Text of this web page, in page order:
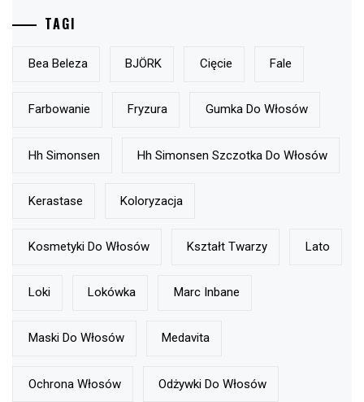
TAGI
Bea Beleza BJÖRK Cięcie Fale
Farbowanie Fryzura Gumka Do Włosów
Hh Simonsen Hh Simonsen Szczotka Do Włosów
Kerastase Koloryzacja
Kosmetyki Do Włosów Kształt Twarzy Lato
Loki Lokówka Marc Inbane
Maski Do Włosów Medavita
Ochrona Włosów Odżywki Do Włosów